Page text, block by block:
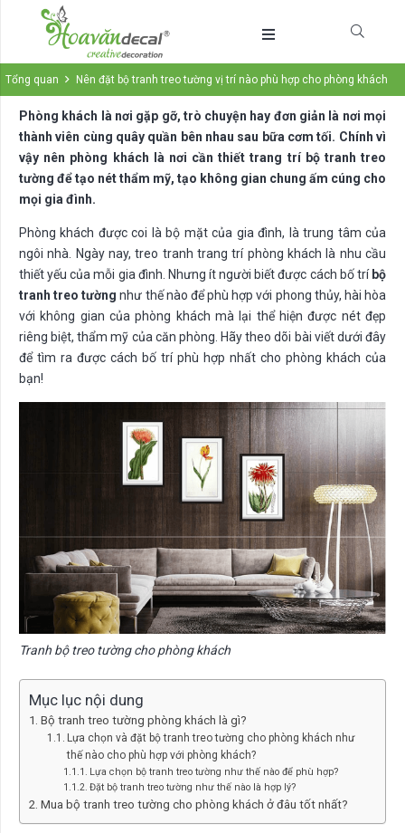
Tổng quan Nên đặt bộ tranh treo tường vị trí nào phù hợp cho phòng khách
Phòng khách là nơi gặp gỡ, trò chuyện hay đơn giản là nơi mọi
thành viên cùng quây quần bên nhau sau bữa cơm tối. Chính vì
vậy nên phòng khách là nơi cần thiết trang trí bộ tranh treo
tường để tạo nét thẩm mỹ, tạo không gian chung ấm cúng cho
mọi gia đình.
Phòng khách được coi là bộ mặt của gia đình, là trung tâm của
ngôi nhà. Ngày nay, treo tranh trang trí phòng khách là nhu cầu
thiết yếu của mỗi gia đình. Nhưng ít người biết được cách bố trí bộ
tranh treo tường như thế nào để phù hợp với phong thủy, hài hòa
với không gian của phòng khách mà lại thể hiện được nét đẹp
riêng biệt, thẩm mỹ của căn phòng. Hãy theo dõi bài viết dưới đây
để tìm ra được cách bố trí phù hợp nhất cho phòng khách của
bạn!
Tranh bộ treo tường cho phòng khách
Mục lục nội dung
Bộ tranh treo tường phòng khách là gì?
Lựa chọn và đặt bộ tranh treo tường cho phòng khách như
thế nào cho phù hợp với phòng khách?
Lựa chọn bộ tranh treo tường như thế nào để phù hợp?
Đặt bộ tranh treo tường như thế nào là hợp lý?
Mua bộ tranh treo tường cho phòng khách ở đâu tốt nhất?